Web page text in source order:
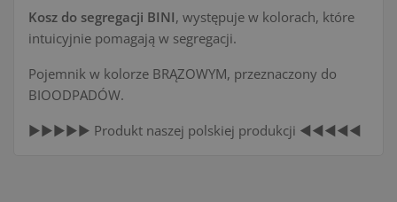
Kosz do segregacji BINI, występuje w kolorach, które
intuicyjnie pomagają w segregacji.
Pojemnik w kolorze BRĄZOWYM, przeznaczony do
BIOODPADÓW.
▶️▶️▶️▶️▶️ Produkt naszej polskiej produkcji ◀️◀️◀️◀️◀️